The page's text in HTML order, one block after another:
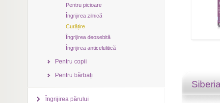
Pentru picioare
Îngrijirea zilnică
Curățire
Îngrijirea deosebită
Îngrijirea anticelulitică
Pentru copii
Pentru bărbați
Îngrijirea părului